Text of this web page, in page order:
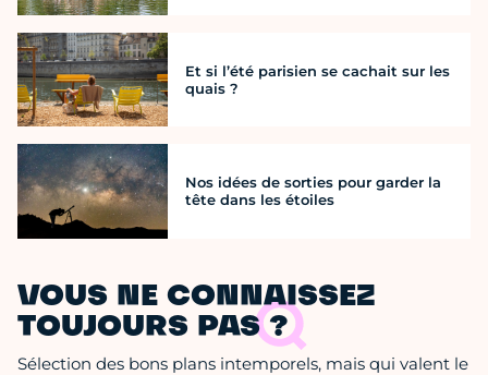
Et si l’été parisien se cachait sur les
quais ?
Nos idées de sorties pour garder la
tête dans les étoiles
VOUS NE CONNAISSEZ
TOUJOURS PAS ?
Sélection des bons plans intemporels, mais qui valent le